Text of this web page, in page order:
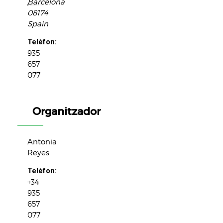
08174
Spain
Telèfon:
935
657
077
Organitzador
Antonia
Reyes
Telèfon:
+34
935
657
077